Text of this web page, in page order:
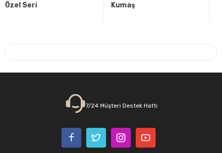
Özel Seri Kumaş
7/24 Müşteri Destek Hattı